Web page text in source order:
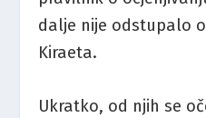
dalje nije odstupalo
Kiraeta.
Ukratko, od njih se